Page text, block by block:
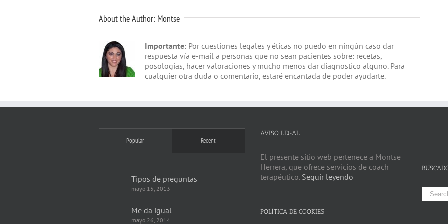
About the Author: Montse
Importante: Por cuestiones legales y éticas no puedo en ningún caso dar
respuesta vía e-mail a personas que no sean pacientes sobre: recetas,
posologías, hacer valoraciones y mucho menos dar diagnostico alguno. Para
cualquier otra duda o comentario, estaré encantada de poder ayudarte.
Popular Recent
Tipos de preguntas
mayo 15, 2013
Me da igual
mayo 26, 2014
AVISO LEGAL
El presente sitio web pertenece a Montse
Herrera, que ofrece servicios de coach
terapéutico. Seguir leyendo
POLÍTICA DE COOKIES
Search
for: